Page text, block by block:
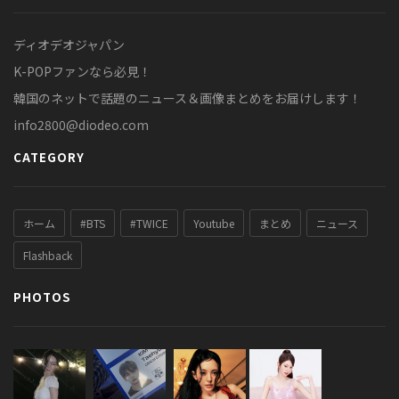
ディオデオジャパン
K-POPファンなら必見！
韓国のネットで話題のニュース＆画像まとめをお届けします！
info2800@diodeo.com
CATEGORY
ホーム #BTS #TWICE Youtube まとめ ニュース
Flashback
PHOTOS